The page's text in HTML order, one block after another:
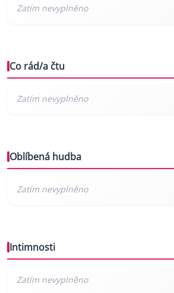
Co rád/a čtu
Oblíbená hudba
Intimnosti